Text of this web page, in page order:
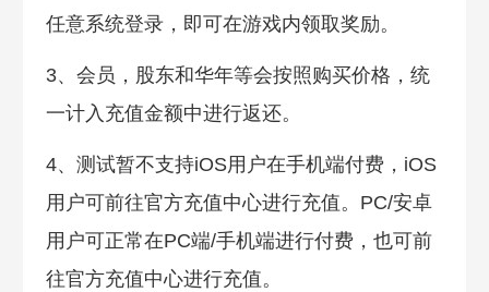
任意系统登录，即可在游戏内领取奖励。
3、会员，股东和华年等会按照购买价格，统
一计入充值金额中进行返还。
4、测试暂不支持iOS用户在手机端付费，iOS
用户可前往官方充值中心进行充值。PC/安卓
用户可正常在PC端/手机端进行付费，也可前
往官方充值中心进行充值。